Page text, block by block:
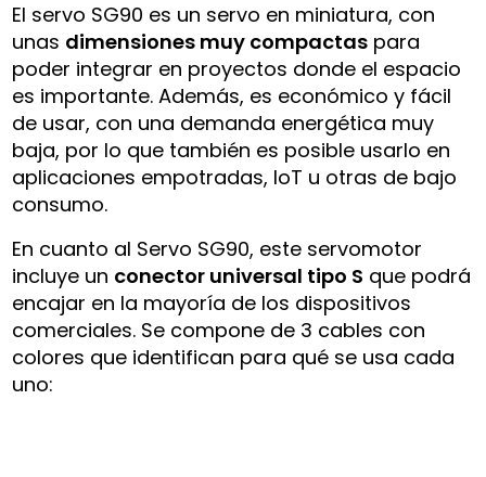
El servo SG90 es un servo en miniatura, con
unas dimensiones muy compactas para
poder integrar en proyectos donde el espacio
es importante. Además, es económico y fácil
de usar, con una demanda energética muy
baja, por lo que también es posible usarlo en
aplicaciones empotradas, IoT u otras de bajo
consumo.
En cuanto al Servo SG90, este servomotor
incluye un conector universal tipo S que podrá
encajar en la mayoría de los dispositivos
comerciales. Se compone de 3 cables con
colores que identifican para qué se usa cada
uno: